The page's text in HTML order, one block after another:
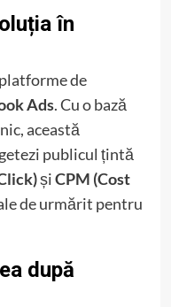
în
de
Ads. Cu o bază
această
publicul țintă
șiCPM (Cost
de urmărit pentru
după